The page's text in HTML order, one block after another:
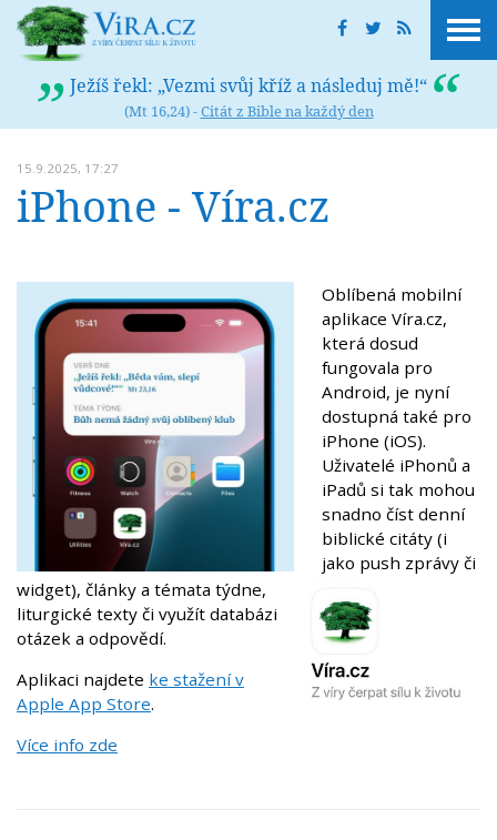
Ježíš řekl: „Vezmi svůj kříž a následuj mě!“
(Mt 16,24) -Citát z Bible na každý den
15.9.2025, 17:27
iPhone - Víra.cz
Oblíbená mobilní
aplikace Víra.cz,
která dosud
fungovala pro
Android, je nyní
dostupná také pro
iPhone (iOS).
Uživatelé iPhonů a
iPadů si tak mohou
snadno číst denní
biblické citáty (i
jako push zprávy či
widget), články a témata týdne,
liturgické texty či využít databázi
otázek a odpovědí.
Aplikaci najdete ke stažení v
Apple App Store.
Více info zde